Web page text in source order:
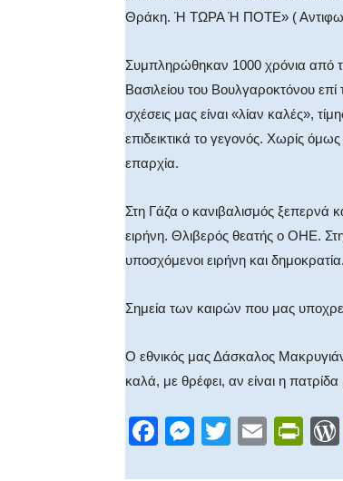
Θράκη. Ή ΤΩΡΑ Ή ΠΟΤΕ» (
Συμπληρώθηκαν 1000 χρόνια από
Βασιλείου του Βουλγαροκτόνου
σχέσεις μας είναι «λίαν καλές»,
επιδεικτικά το γεγονός. Χωρίς
επαρχία.
Στη Γάζα ο κανιβαλισμός ξεπερνά
ειρήνη. Θλιβερός θεατής ο ΟΗΕ.
υποσχόμενοι ειρήνη και
Σημεία των καιρών που μας
Ο εθνικός μας Δάσκαλος
καλά, με θρέφει, αν είναι η
F
M
T
E
Pr